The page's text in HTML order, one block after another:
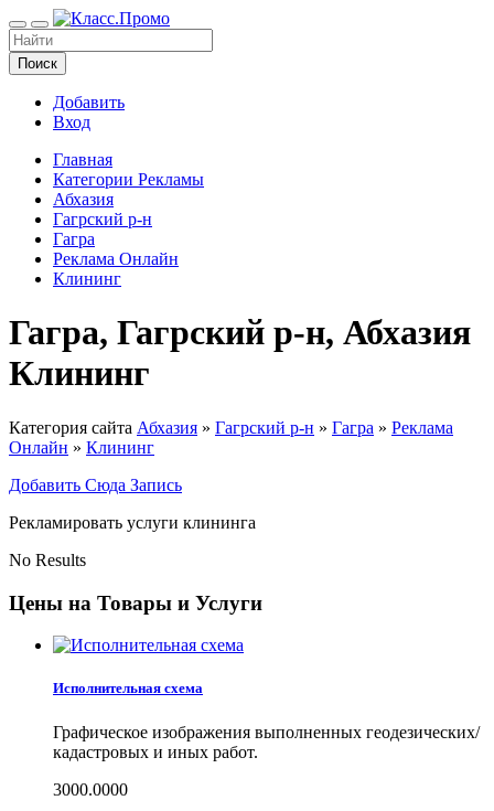
Поиск
Добавить
Вход
Главная
Категории Рекламы
Абхазия
Гагрский р-н
Гагра
Реклама Онлайн
Клининг
Гагра, Гагрский р-н, Абхазия
Клининг
Категория сайта Абхазия » Гагрский р-н » Гагра » Реклама
Онлайн » Клининг
Добавить Сюда Запись
Рекламировать услуги клининга
No Results
Цены на Товары и Услуги
Исполнительная схема
Графическое изображения выполненных геодезических/
кадастровых и иных работ.
3000.0000